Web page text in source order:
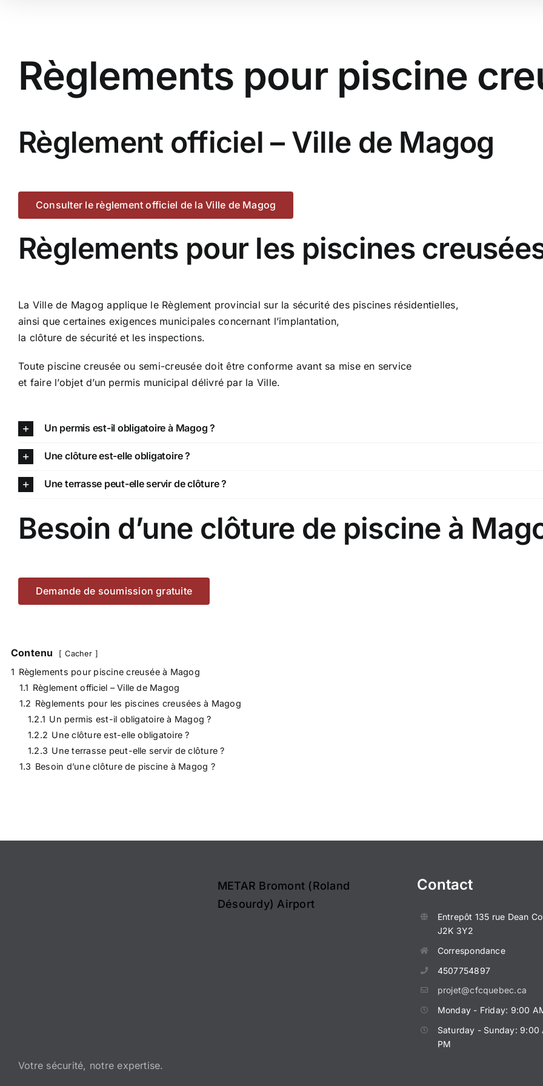
Règlements pour piscine
Règlement officiel – Ville de Magog
Consulter le règlement officiel de la Ville de Magog
Règlements pour les piscines
La Ville de Magog applique le Règlement provincial sur la sécurité des piscinesrésidentielles,
ainsi que certaines exigences municipales concernant l’implantation,
la clôture de sécurité et les inspections.
Toute piscine creusée ou semi-creusée doit être conforme avant sa mise en service
et faire l’objet d’un permis municipal délivré par la Ville.
Un permis est-il obligatoire à Magog ?
Une clôture est-elle obligatoire ?
Une terrasse peut-elle servir de clôture ?
Besoin d’une clôture de piscine à
Demande de soumission gratuite
Contenu Cacher
1 Règlements pour piscine creusée à Magog
1.1 Règlement officiel – Ville de Magog
1.2 Règlements pour les piscines creusées à Magog
1.2.1 Un permis est-il obligatoire à Magog ?
1.2.2 Une clôture est-elle obligatoire ?
1.2.3 Une terrasse peut-elle servir de clôture ?
1.3 Besoin d’une clôture de piscine à Magog ?
Votre sécurité, notre expertise.
METAR Bromont (Roland
Désourdy) Airport
Contact
Entrepôt 135 rue Dean
J2K 3Y2
Correspondance
4507754897
projet@cfcquebec.ca
Monday - Friday: 9:00
Saturday - Sunday: 9:00
PM